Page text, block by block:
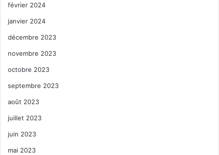
février 2024
janvier 2024
décembre 2023
novembre 2023
octobre 2023
septembre 2023
août 2023
juillet 2023
juin 2023
mai 2023